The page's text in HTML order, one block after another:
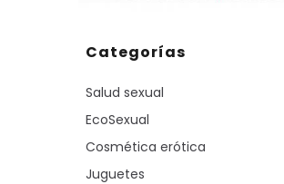
Categorías
Salud sexual
EcoSexual
Cosmética erótica
Juguetes